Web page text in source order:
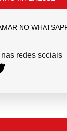
NO
redes sociais